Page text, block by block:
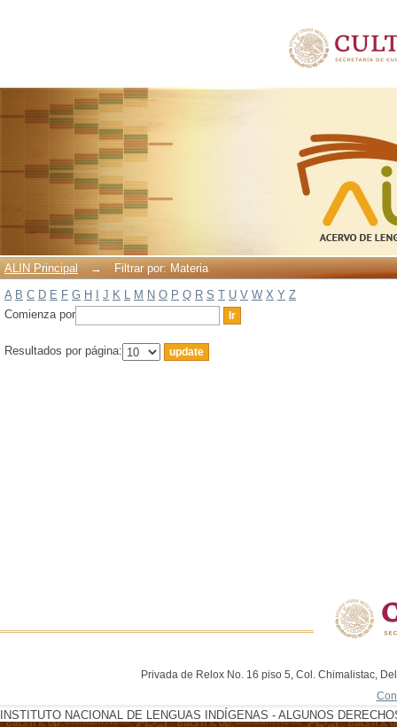
ALIN Principal →
Filtrar por: Materia
A B C D E F G H J K L M N O P Q R S T U V W X Y Z
Comienza por
Resultados por página:
Privada de Relox No. 16 piso 5, Col. Chimalistac,
INSTITUTO NACIONAL DE LENGUAS INDÍGENAS - ALGUNOS